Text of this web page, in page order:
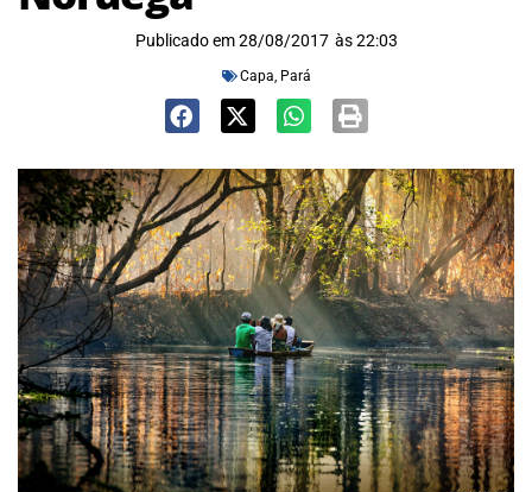
Publicado em 28/08/2017 às 22:03
Capa, Pará